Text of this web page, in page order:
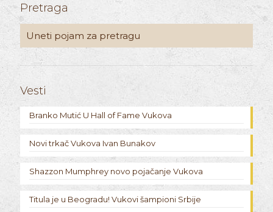
Pretraga
Vesti
Branko Mutić U Hall of Fame Vukova
Novi trkač Vukova Ivan Bunakov
Shazzon Mumphrey novo pojačanje Vukova
Titula je u Beogradu! Vukovi šampioni Srbije